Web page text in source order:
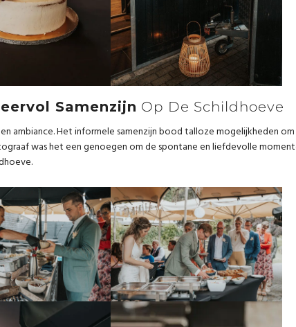
Samenzijn Op De Schildhoeve
ambiance. Het informele samenzijn bood talloze mogelijkheden
was het een genoegen om de spontane en liefdevolle